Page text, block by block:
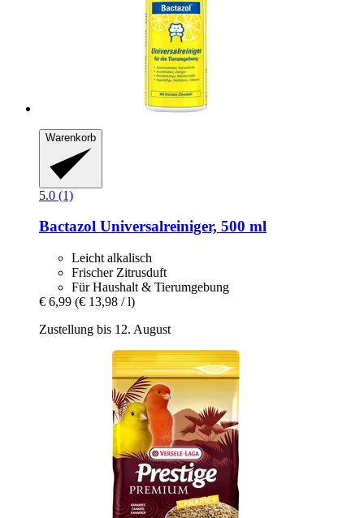
Warenkorb
5.0 (1)
Bactazol Universalreiniger, 500 ml
Leicht alkalisch
Frischer Zitrusduft
Für Haushalt & Tierumgebung
€ 6,99 (€ 13,98 / l)
Zustellung bis 12. August